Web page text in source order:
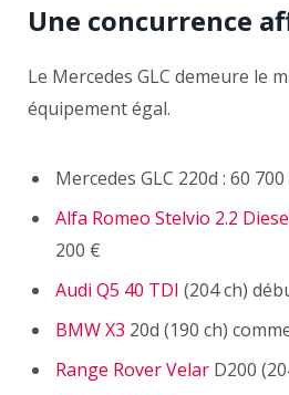
Une concurrence
Le Mercedes GLC demeure le
équipement égal.
Mercedes GLC 220d : 60 700
Alfa Romeo Stelvio 2.2
200 €
Audi Q5 40 TDI (204 ch)
BMW X3 20d (190 ch)
Range Rover Velar D200